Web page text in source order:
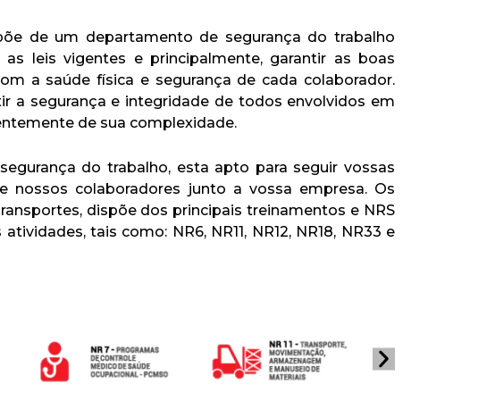
de um departamento de segurança do trabalho
leis vigentes e principalmente, garantir as boas
a saúde física e segurança de cada colaborador.
a segurança e integridade de todos envolvidos em
de sua complexidade.
do trabalho, esta apto para seguir vossas
nossos colaboradores junto a vossa empresa. Os
dispõe dos principais treinamentos e NRS
tais como: NR6, NR11, NR12, NR18, NR33 e